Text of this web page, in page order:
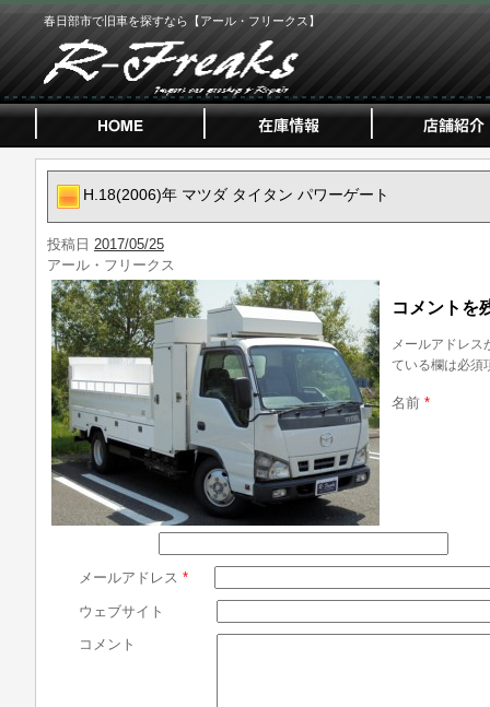
春日部市で旧車を探すなら【アール・フリークス】
H.18(2006)年 マツダ タイタン パワーゲート
投稿日 2017/05/25
アール・フリークス
コメントを
メールアドレス
ている欄は必須
名前 *
メールアドレス *
ウェブサイト
コメント